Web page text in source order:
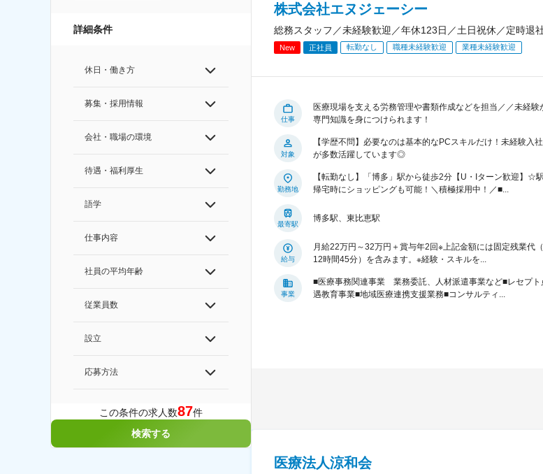
詳細条件
休日・働き方
募集・採用情報
会社・職場の環境
待遇・福利厚生
語学
仕事内容
社員の平均年齢
従業員数
設立
応募方法
この条件の求人数87件
検索する
株式会社エヌジェーシー
総務スタッフ／未経験歓迎／年休123日／土日祝休／定時退
New 正社員 転勤なし 職種未経験歓迎 業種未経験歓迎
仕事
医療現場を支える労務管理や書類作成などを担当／／未経験
専門知識を身につけられます！
対象
【学歴不問】必要なのは基本的なPCスキルだけ！未経験入
が多数活躍しています◎
勤務地
【転勤なし】「博多」駅から徒歩2分【U・Iターン歓迎】☆
帰宅時にショッピングも可能！＼積極採用中！／■...
最寄駅
博多駅、東比恵駅
給与
月給22万円～32万円＋賞与年2回※上記金額には固定残業代
12時間45分）を含みます。※経験・スキルを...
事業
■医療事務関連事業 業務委託、人材派遣事業など■レセプト
遇教育事業■地域医療連携支援業務■コンサルティ...
医療法人涼和会